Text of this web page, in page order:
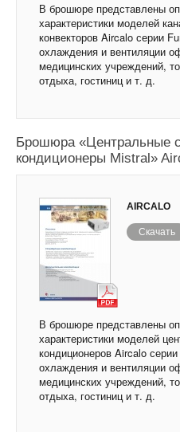
В брошюре представлены
характеристики моделей
конвекторов Aircalo серии
охлаждения и вентиляции
медицинских учреждений,
отдыха, гостиниц и т. д.
Брошюра «Центральные
кондиционеры Мistral»
AIRCALO
Скачать
В брошюре представлены
характеристики моделей
кондиционеров Aircalo
охлаждения и вентиляции
медицинских учреждений,
отдыха, гостиниц и т. д.